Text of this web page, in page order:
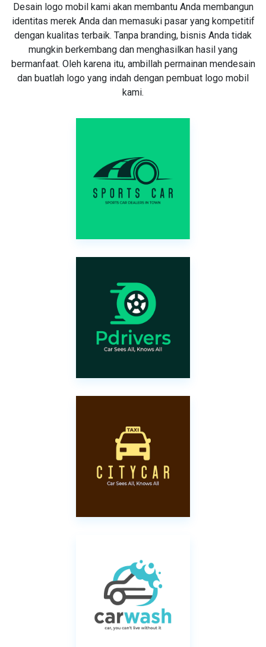
Desain logo mobil kami akan membantu Anda membangun
identitas merek Anda dan memasuki pasar yang kompetitif
dengan kualitas terbaik. Tanpa branding, bisnis Anda tidak
mungkin berkembang dan menghasilkan hasil yang
bermanfaat. Oleh karena itu, ambillah permainan mendesain
dan buatlah logo yang indah dengan pembuat logo mobil
kami.